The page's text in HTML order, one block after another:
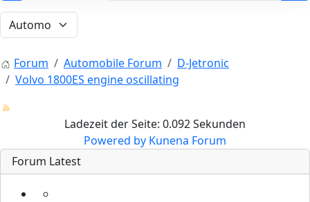
Forum Automobile Forum
D-Jetronic
Volvo 1800ES engine oscillating
Ladezeit der Seite: 0.092 Sekunden
Powered by Kunena Forum
Forum Latest